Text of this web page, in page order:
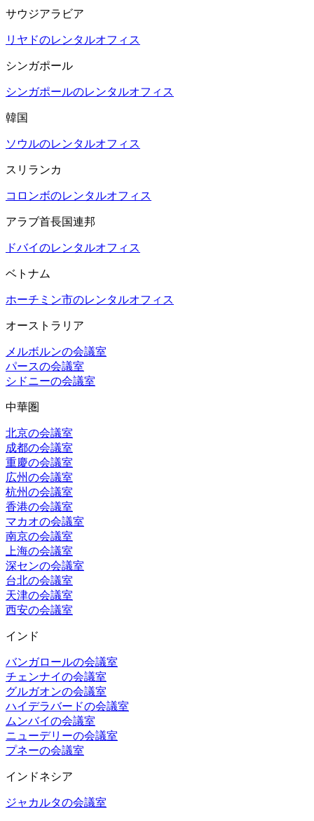
サウジアラビア
リヤドのレンタルオフィス
シンガポール
シンガポールのレンタルオフィス
韓国
ソウルのレンタルオフィス
スリランカ
コロンボのレンタルオフィス
アラブ首長国連邦
ドバイのレンタルオフィス
ベトナム
ホーチミン市のレンタルオフィス
オーストラリア
メルボルンの会議室
パースの会議室
シドニーの会議室
中華圏
北京の会議室
成都の会議室
重慶の会議室
広州の会議室
杭州の会議室
香港の会議室
マカオの会議室
南京の会議室
上海の会議室
深センの会議室
台北の会議室
天津の会議室
西安の会議室
インド
バンガロールの会議室
チェンナイの会議室
グルガオンの会議室
ハイデラバードの会議室
ムンバイの会議室
ニューデリーの会議室
プネーの会議室
インドネシア
ジャカルタの会議室